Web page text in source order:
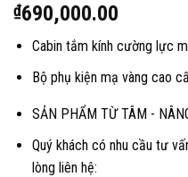
₫690,000.00
Cabin tắm kính cường lực
Bộ phụ kiện mạ vàng cao
SẢN PHẨM TỪ TÂM -
Quý khách có nhu cầu tư
lòng liên hệ: